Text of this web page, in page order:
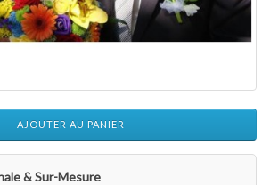
AJOUTER AU PANIER
& Sur-Mesure